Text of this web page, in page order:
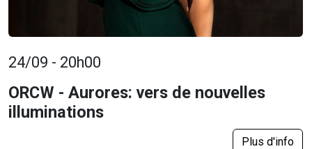
24/09 - 20h00
ORCW - Aurores: vers de nouvelles
illuminations
Plus d'info